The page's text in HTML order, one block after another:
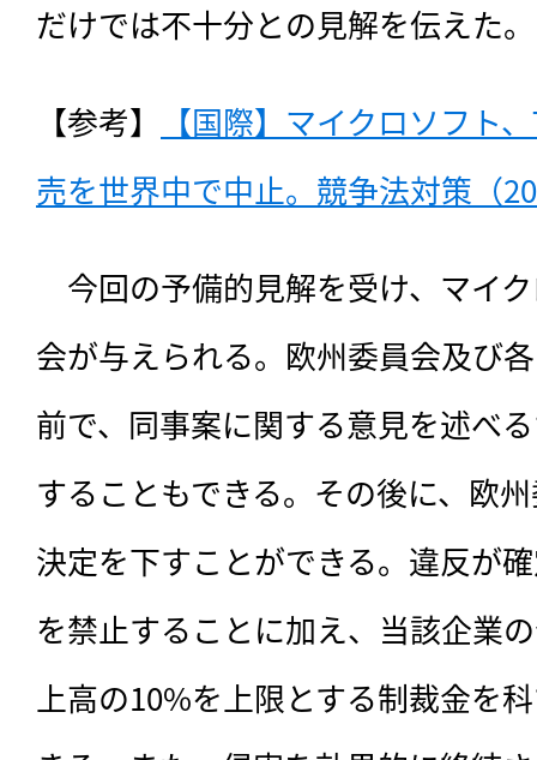
だけでは不十分との見解を伝えた。
【参考】
【国際】マイクロソフト
売を世界中で中止。競争法対策（
今回の予備的見解を受け、マイ
会が与えられる。欧州委員会及び
前で、同事案に関する意見を述べ
することもできる。その後に、欧
決定を下すことができる。違反が
を禁止することに加え、当該企業
上高の10%を上限とする制裁金を